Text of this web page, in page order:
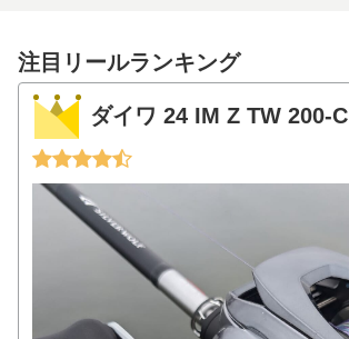
注目リールランキング
ダイワ 24 IM Z TW 200-C